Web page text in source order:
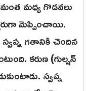
మధ్య గొడవలు
మెప్పించాయి.
గతానికి చెందిన
కరుణ (గుల్షన్
స్వప్న